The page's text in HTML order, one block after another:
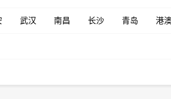
武汉 南昌 长沙 青岛 港